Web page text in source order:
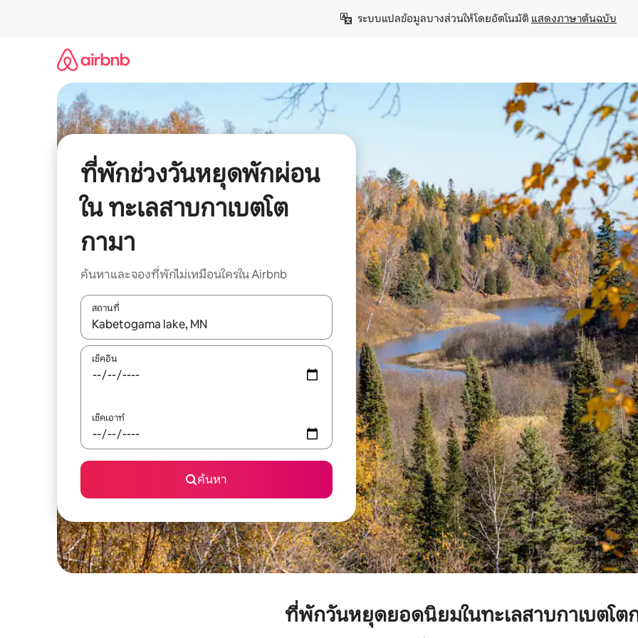
ระบบแปลข้อมูลบางส่วนให้โดยอัตโนมัติ แสดงภาษาต้นฉบับ
ที่พักช่วงวันหยุดพักผ่อน
ใน ทะเลสาบกาเบตโต
กามา
ค้นหาและจองที่พักไม่เหมือนใครใน Airbnb
สถานที่
ใช้ลูกศรขึ้นลง หรือใช้การสัมผัสหรือปัด เพื่อสำรวจผลการค้นหา
เช็คอิน
เช็คเอาท์
ค้นหา
ที่พักวันหยุดยอดนิยมในทะเลสาบกาเบตโต